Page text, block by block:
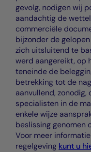
gevolg, nodigen wij
aandachtig de
commerciële
bijzonder de
zich uitsluitend te
werd aangereikt, op
teneinde de
betrekking tot de
aanvullend,
specialisten in de
enkele wijze
beslissing genomen
Voor meer
regelgeving kunt u